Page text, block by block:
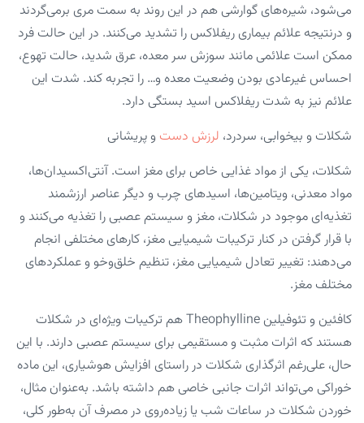
می‌شود، شیره‌های گوارشی هم در این روند به سمت مری برمی‌گردند
و درنتیجه علائم بیماری ریفلاکس را تشدید می‌کنند. در این حالت فرد
ممکن است علائمی مانند سوزش سر معده، عرق شدید، حالت تهوع،
احساس غیرعادی بودن وضعیت معده و… را تجربه کند. شدت این
علائم نیز به شدت ریفلاکس اسید بستگی دارد.
شکلات و بیخوابی، سردرد، لرزش دست و پریشانی
شکلات، یکی از مواد غذایی خاص برای مغز است. آنتی‌اکسیدان‌ها،
مواد معدنی، ویتامین‌ها، اسیدهای چرب و دیگر عناصر ارزشمند
تغذیه‌ای موجود در شکلات، مغز و سیستم عصبی را تغذیه می‌کنند و
با قرار گرفتن در کنار ترکیبات شیمیایی مغز، کارهای مختلفی انجام
می‌دهند: تغییر تعادل شیمیایی مغز، تنظیم خلق‌وخو و عملکردهای
مختلف مغز.
کافئین و تئوفیلین Theophylline هم ترکیبات ویژه‌ای در شکلات
هستند که اثرات مثبت و مستقیمی برای سیستم عصبی دارند. با این‌
حال، علی‌رغم اثرگذاری شکلات در راستای افزایش هوشیاری، این ماده
خوراکی می‌تواند اثرات جانبی خاصی هم داشته باشد. به‌عنوان مثال،
خوردن شکلات در ساعات شب یا زیاده‌روی در مصرف آن به‌طور کلی،